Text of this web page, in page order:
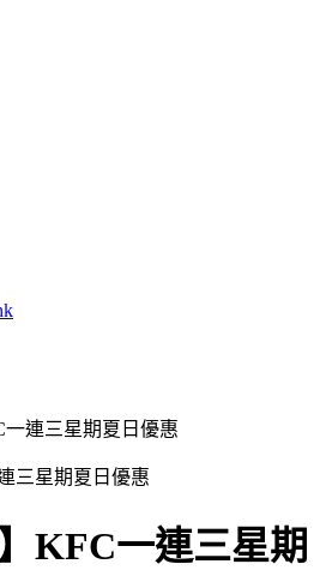
一連三星期夏日優惠
KFC一連三星期